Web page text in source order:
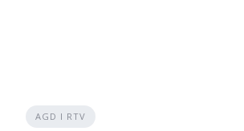
AGD I RTV